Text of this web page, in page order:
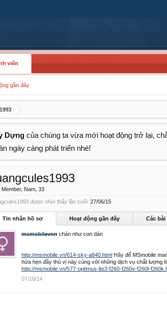
viên
gần đây
Dựng của chúng ta vừa mới hoạt động trở lại,
ngày càng phát triển nhé!
Member, Nam, 33
được nhìn thấy lần cuối: 27/06/15
Tin nhắn hồ sơ Hoạt động gần đây Các bài
msmobilevnn chán như con dán
http://msmobile.vn/614-sky-a840.html Hãy để MSmobile
hứa hẹn đầy thú vị này cùng với những dịch vụ chất lượng
http://msmobile.vn/577-optimus-lte3-f260-f260s-f260l-
07/10/14